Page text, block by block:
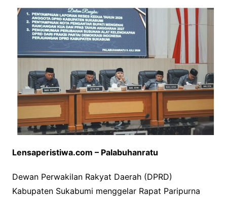
Lensaperistiwa.com – Palabuhanratu
Dewan Perwakilan Rakyat Daerah (DPRD)
Kabupaten Sukabumi menggelar Rapat Paripurna